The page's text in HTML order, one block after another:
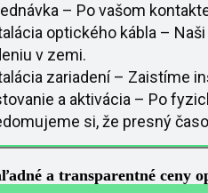
– Po vašom
optického kábla –
v zemi.
zariadení – Zaistíme
a aktivácia – Po
si, že presný
a transparentné ceny